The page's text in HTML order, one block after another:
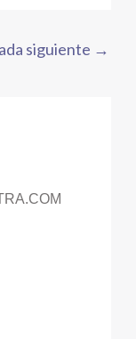
siguiente →